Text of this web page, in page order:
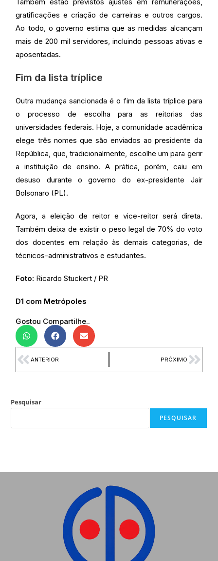
gratificações e criação de carreiras e outros cargos.
Ao todo, o governo estima que as medidas alcançam
mais de 200 mil servidores, incluindo pessoas ativas e
aposentadas.
Fim da lista tríplice
Outra mudança sancionada é o fim da lista tríplice para
o processo de escolha para as reitorias das
universidades federais. Hoje, a comunidade acadêmica
elege três nomes que são enviados ao presidente da
República, que, tradicionalmente, escolhe um para gerir
a instituição de ensino. A prática, porém, caiu em
desuso durante o governo do ex-presidente Jair
Bolsonaro (PL).
Agora, a eleição de reitor e vice-reitor será direta.
Também deixa de existir o peso legal de 70% do voto
dos docentes em relação às demais categorias, de
técnicos-administrativos e estudantes.
Foto: Ricardo Stuckert / PR
D1 com Metrópoles
Gostou Compartilhe..
ANTERIOR PRÓXIMO
Pesquisar
PESQUISAR